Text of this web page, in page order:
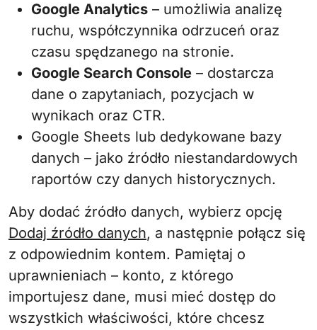
Google Analytics – umożliwia analizę
ruchu, współczynnika odrzuceń oraz
czasu spędzanego na stronie.
Google Search Console – dostarcza
dane o zapytaniach, pozycjach w
wynikach oraz CTR.
Google Sheets lub dedykowane bazy
danych – jako źródło niestandardowych
raportów czy danych historycznych.
Aby dodać źródło danych, wybierz opcję
Dodaj źródło danych, a następnie połącz się
z odpowiednim kontem. Pamiętaj o
uprawnieniach – konto, z którego
importujesz dane, musi mieć dostęp do
wszystkich właściwości, które chcesz